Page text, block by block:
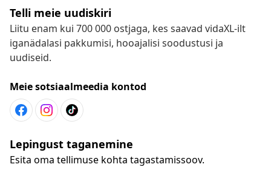
Telli meie uudiskiri
Liitu enam kui 700 000 ostjaga, kes saavad vidaXL-ilt
iganädalasi pakkumisi, hooajalisi soodustusi ja
uudiseid.
Meie sotsiaalmeedia kontod
Lepingust taganemine
Esita oma tellimuse kohta tagastamissoov.